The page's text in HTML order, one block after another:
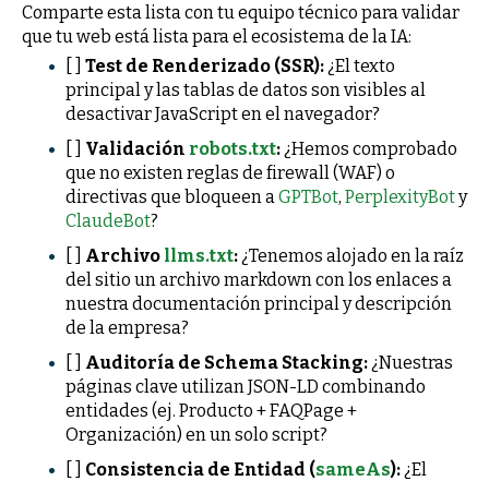
Comparte esta lista con tu equipo técnico para validar
que tu web está lista para el ecosistema de la IA:
Test de Renderizado (SSR): ¿El texto
principal y las tablas de datos son visibles al
desactivar JavaScript en el navegador?
Validación robots.txt: ¿Hemos comprobado
que no existen reglas de firewall (WAF) o
directivas que bloqueen aGPTBot, PerplexityBoty
ClaudeBot?
Archivo llms.txt: ¿Tenemos alojado en la raíz
del sitio un archivo markdown con los enlaces a
nuestra documentación principal y descripción
de la empresa?
Auditoría de Schema Stacking: ¿Nuestras
páginas clave utilizan JSON-LD combinando
entidades (ej. Producto + FAQPage +
Organización) en un solo script?
Consistencia de Entidad (sameAs): ¿El